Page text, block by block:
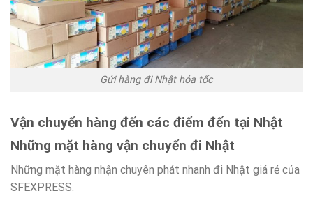
Gửi hàng đi Nhật hỏa tốc
Vận chuyển hàng đến các điểm đến tại Nhật
Những mặt hàng vận chuyển đi Nhật
Những mặt hàng nhận chuyên phát nhanh đi Nhật giá rẻ của
SFEXPRESS: